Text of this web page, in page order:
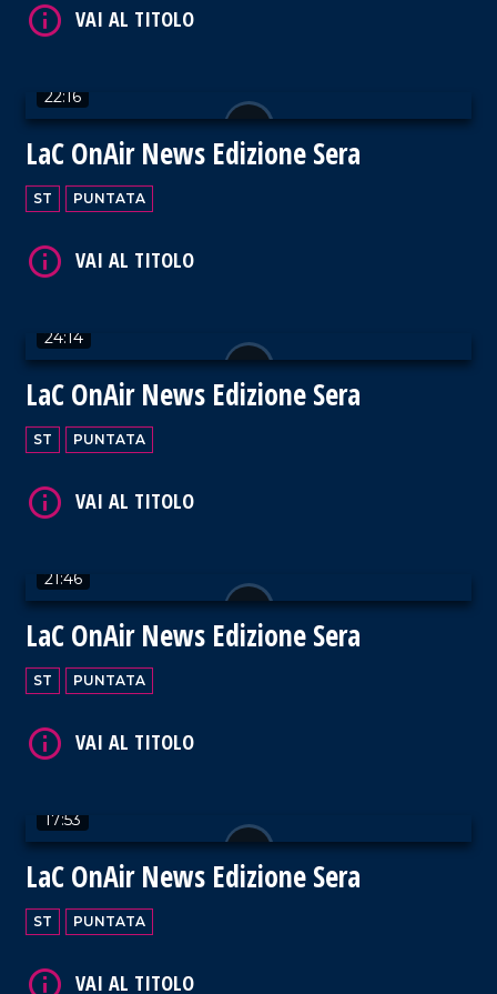
22:16
LaC OnAir News Edizione Sera
ST PUNTATA
24:14
LaC OnAir News Edizione Sera
ST PUNTATA
21:46
LaC OnAir News Edizione Sera
ST PUNTATA
17:53
LaC OnAir News Edizione Sera
ST PUNTATA
VAI AL TITOLO
VAI AL TITOLO
VAI AL TITOLO
VAI AL TITOLO